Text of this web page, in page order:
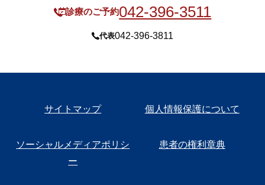
診療のご予約042-396-3511
代表042-396-3811
サイトマップ 個人情報保護について
ソーシャルメディアポリシ
ー
患者の権利章典